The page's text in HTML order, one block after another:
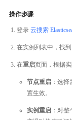
操作步骤
登录 云搜索
在实例列表中，找
在重启页面，根据
节点重启 ：选
置生效。
实例重启 ：对